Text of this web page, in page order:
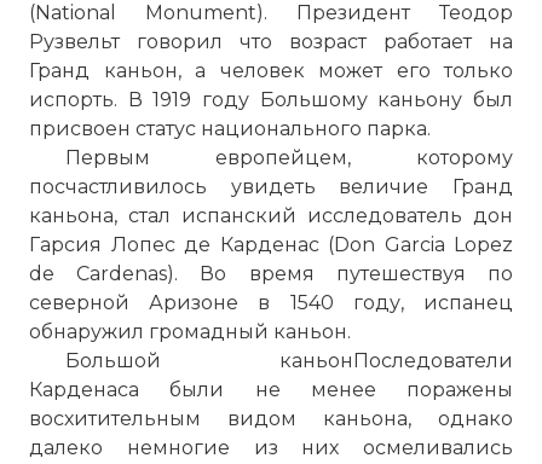
(National Monument). Президент Теодор
Рузвельт говорил что возраст работает на
Гранд каньон, а человек может его только
испорть. В 1919 году Большому каньону был
присвоен статус национального парка.
Первым европейцем, которому
посчастливилось увидеть величие Гранд
каньона, стал испанский исследователь дон
Гарсия Лопес де Карденас (Don Garcia Lopez
de Cardenas). Во время путешествуя по
северной Аризоне в 1540 году, испанец
обнаружил громадный каньон.
Большой каньонПоследователи
Карденаса были не менее поражены
восхитительным видом каньона, однако
далеко немногие из них осмеливались